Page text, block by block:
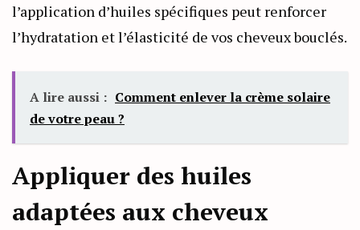
l’application d’huiles spécifiques peut renforcer
l’hydratation et l’élasticité de vos cheveux bouclés.
A lire aussi : Comment enlever la crème solaire
de votre peau ?
Appliquer des huiles
adaptées aux cheveux